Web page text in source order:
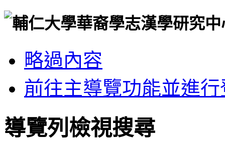
略過內容
前往主導覽功能並進行
導覽列檢視搜尋